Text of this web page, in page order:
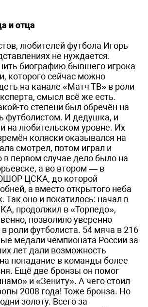
и отца
любителей футбола Игорь
не нуждается.
биографию бывшего игрока
которого сейчас можно
на канале «Матч ТВ» в роли
смысл всё же есть.
то степени был обречён на
футболистом. И дедушка, и
на любительском уровне. Их
коляски оказывался на
смотрел, потом играл и
в первом случае дело было на
а во втором — в
ЦСКА, до которой
а вместо открытого неба
оно и покатилось: начал в
продолжил в «Торпедо»,
позволило уверенно
в роли футболиста. 54 мяча в 216
медали чемпионата России за
лет дали возможность
попадание в команды более
Ещё две бронзы он помог
и «Зениту». А чего стоил
2008 года! Тоже бронза. Но
золоту. Всего за